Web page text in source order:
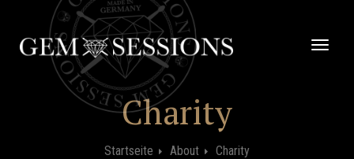
springen
Charity
Startseite About Charity